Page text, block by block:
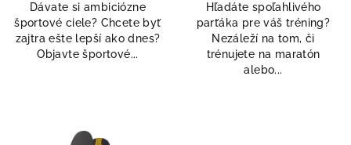
z
5
hviezdičiek.
Dávate si ambiciózne
športové ciele? Chcete byť
zajtra ešte lepší ako dnes?
Objavte športové...
Hľadáte spoľahlivého
parťáka pre váš tréning?
Nezáleží na tom, či
trénujete na maratón
alebo...